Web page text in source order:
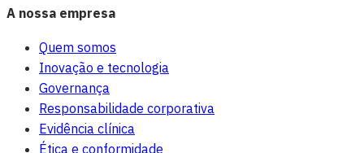
A nossa empresa
Quem somos
Inovação e tecnologia
Governança
Responsabilidade corporativa
Evidência clínica
Ética e conformidade